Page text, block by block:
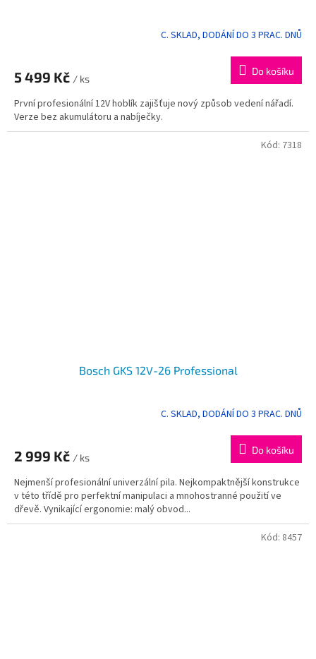
C. SKLAD, DODÁNÍ DO 3 PRAC. DNŮ
5 499 Kč / ks
Do košíku
První profesionální 12V hoblík zajišťuje nový způsob vedení nářadí.
Verze bez akumulátoru a nabíječky.
Bosch GKS 12V-26 Professional
C. SKLAD, DODÁNÍ DO 3 PRAC. DNŮ
2 999 Kč / ks
Do košíku
Nejmenší profesionální univerzální pila. Nejkompaktnější konstrukce
v této třídě pro perfektní manipulaci a mnohostranné použití ve
dřevě. Vynikající ergonomie: malý obvod...
Kód: 7318
Kód: 8457